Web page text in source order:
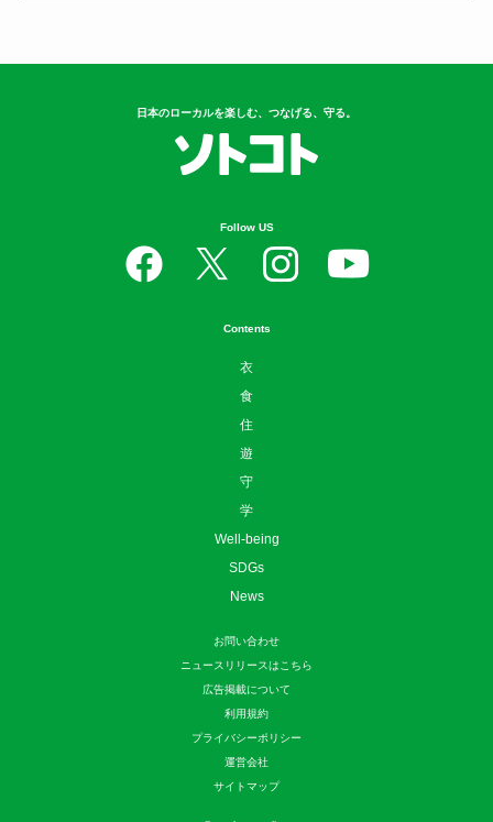
日本のローカルを楽しむ、つなげる、守る。
Follow US
Contents
衣
食
住
遊
守
学
Well-being
SDGs
News
お問い合わせ
ニュースリリースはこちら
広告掲載について
利用規約
プライバシーポリシー
運営会社
サイトマップ